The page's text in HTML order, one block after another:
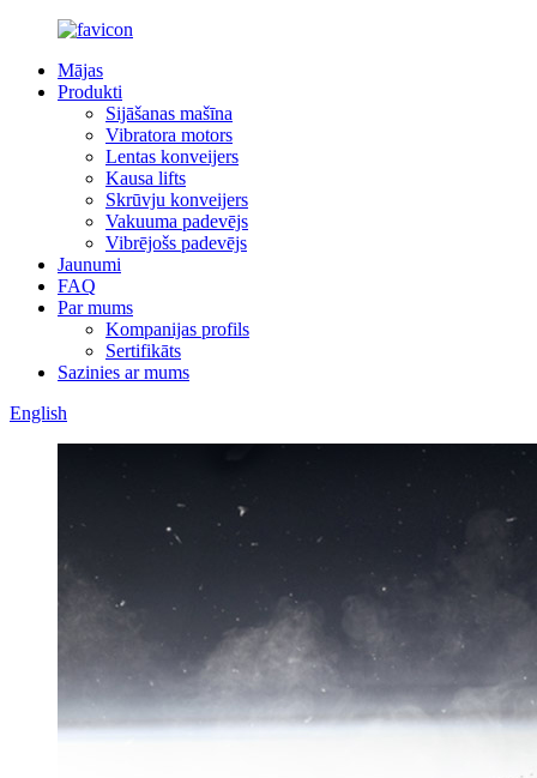
Mājas
Produkti
Sijāšanas mašīna
Vibratora motors
Lentas konveijers
Kausa lifts
Skrūvju konveijers
Vakuuma padevējs
Vibrējošs padevējs
Jaunumi
FAQ
Par mums
Kompanijas profils
Sertifikāts
Sazinies ar mums
English